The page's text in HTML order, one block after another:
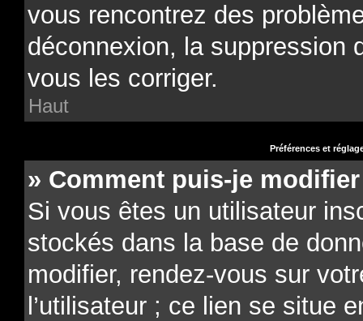
vous rencontrez des
déconnexion, la suppression
vous les corriger.
Haut
Préférences et
» Comment puis-je
Si vous êtes un utilisateur
stockés dans la base de
modifier, rendez-vous sur
l’utilisateur ; ce lien se situe